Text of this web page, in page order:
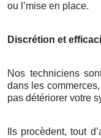
ou l’mise en place.
Discrétion et
Nos techniciens
dans les
pas détériorer votre
Ils procèdent, tout